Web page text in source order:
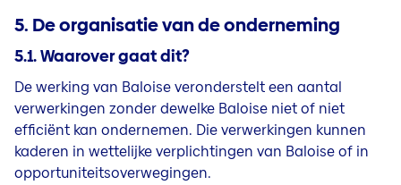
5. De organisatie van de onderneming
5.1. Waarover gaat dit?
De werking van Baloise veronderstelt een aantal
verwerkingen zonder dewelke Baloise niet of niet
efficiënt kan ondernemen. Die verwerkingen kunnen
kaderen in wettelijke verplichtingen van Baloise of in
opportuniteitsoverwegingen.